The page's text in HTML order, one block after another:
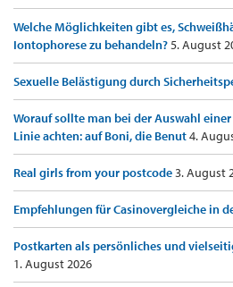
Welche Möglichkeiten gibt es,
Iontophorese zu behandeln?5. August
Sexuelle Belästigung durch
Worauf sollte man bei der Auswahl
Linie achten: auf Boni, die Benut4.
Real girls from your postcode3. August
Empfehlungen für Casinovergleiche in
Postkarten als persönliches und
1. August 2026